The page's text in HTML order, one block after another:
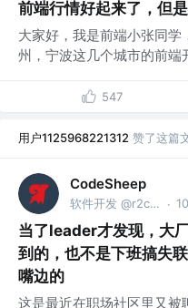
前端行情好起来了，但
大家好，我是前端小张同
州，宁波这几个城市的前端
547
用户1125968221312 赞了这篇
CodeSheep
软件开发 @r2coding.com ·
当了leader才发现，大
到的，也不是下班搞失
嘴边的
这是最近在职场社区里又被